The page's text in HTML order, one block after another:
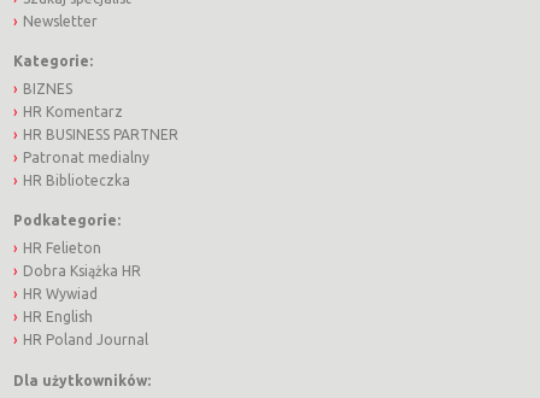
Newsletter
Kategorie:
BIZNES
HR Komentarz
HR BUSINESS PARTNER
Patronat medialny
HR Biblioteczka
Podkategorie:
HR Felieton
Dobra Książka HR
HR Wywiad
HR English
HR Poland Journal
Dla użytkowników: